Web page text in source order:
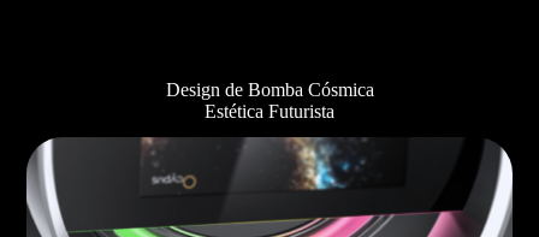
Design de Bomba Cósmica
Estética Futurista